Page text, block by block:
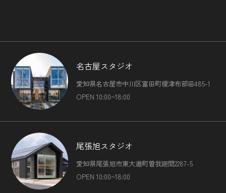
名古屋スタジオ
愛知県名古屋市中川区富田町榎津布部田485-1
OPEN 10:00~18:00
尾張旭スタジオ
愛知県尾張旭市東大道町曽我廻間2287-5
OPEN 10:00~18:00